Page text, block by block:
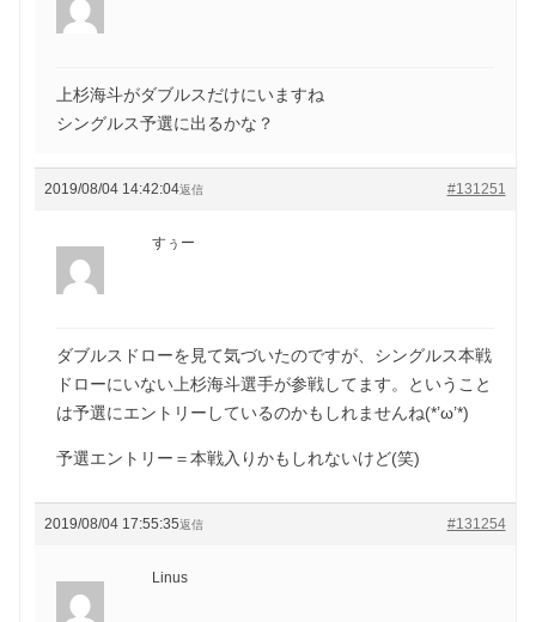
上杉海斗がダブルスだけにいますね
シングルス予選に出るかな？
2019/08/04 14:42:04 #131251
返信
すぅー
ダブルスドローを見て気づいたのですが、シングルス本戦
ドローにいない上杉海斗選手が参戦してます。ということ
は予選にエントリーしているのかもしれませんね(*’ω’*)
予選エントリー＝本戦入りかもしれないけど(笑)
2019/08/04 17:55:35 #131254
返信
Linus